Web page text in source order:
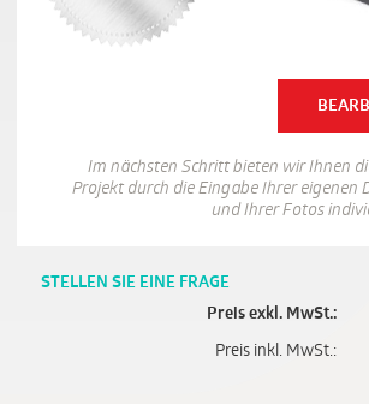
Im nächsten Schritt bieten wir Ihnen
Projekt durch die Eingabe Ihrer eigenen
und Ihrer Fotos
STELLEN SIE EINE FRAGE
Preis exkl. MwSt.:
Preis inkl. MwSt.: